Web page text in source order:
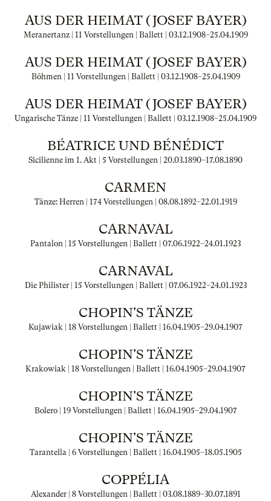
AUS DER HEIMAT (JOSEF BAYER)
Meranertanz | 11 Vorstellungen | Ballett | 03.12.1908–25.04.1909
AUS DER HEIMAT (JOSEF BAYER)
Böhmen | 11 Vorstellungen | Ballett | 03.12.1908–25.04.1909
AUS DER HEIMAT (JOSEF BAYER)
Ungarische Tänze | 11 Vorstellungen | Ballett | 03.12.1908–25.04.1909
BÉATRICE UND BÉNÉDICT
Sicilienne im 1. Akt | 5 Vorstellungen | 20.03.1890–17.08.1890
CARMEN
Tänze: Herren | 174 Vorstellungen | 08.08.1892–22.01.1919
CARNAVAL
Pantalon | 15 Vorstellungen | Ballett | 07.06.1922–24.01.1923
CARNAVAL
Die Philister | 15 Vorstellungen | Ballett | 07.06.1922–24.01.1923
CHOPIN'S TÄNZE
Kujawiak | 18 Vorstellungen | Ballett | 16.04.1905–29.04.1907
CHOPIN'S TÄNZE
Krakowiak | 18 Vorstellungen | Ballett | 16.04.1905–29.04.1907
CHOPIN'S TÄNZE
Bolero | 19 Vorstellungen | Ballett | 16.04.1905–29.04.1907
CHOPIN'S TÄNZE
Tarantella | 6 Vorstellungen | Ballett | 16.04.1905–18.05.1905
COPPÉLIA
Alexander | 8 Vorstellungen | Ballett | 03.08.1889–30.07.1891